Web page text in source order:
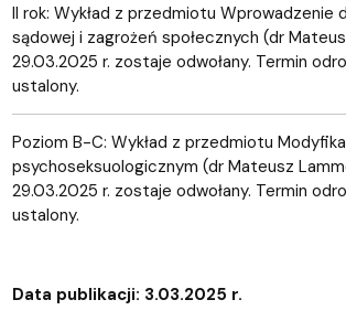
II rok: Wykład z przedmiotu Wprowadzenie
sądowej i zagrożeń społecznych (dr
29.03.2025 r. zostaje odwołany. Termin
ustalony.
Poziom B-C: Wykład z przedmiotu
psychoseksuologicznym (dr Mateusz
29.03.2025 r. zostaje odwołany. Termin
ustalony.
Data publikacji: 3.03.2025 r.